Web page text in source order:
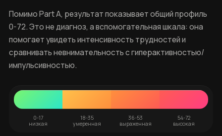
Помимо Part A, результат показывает общий профиль
0-72. Это не диагноз, а вспомогательная шкала: она
помогает увидеть интенсивность трудностей и
сравнивать невнимательность с гиперактивностью/
импульсивностью.
0-17
низкая
18-35
умеренная
36-53
выраженная
54-72
высокая